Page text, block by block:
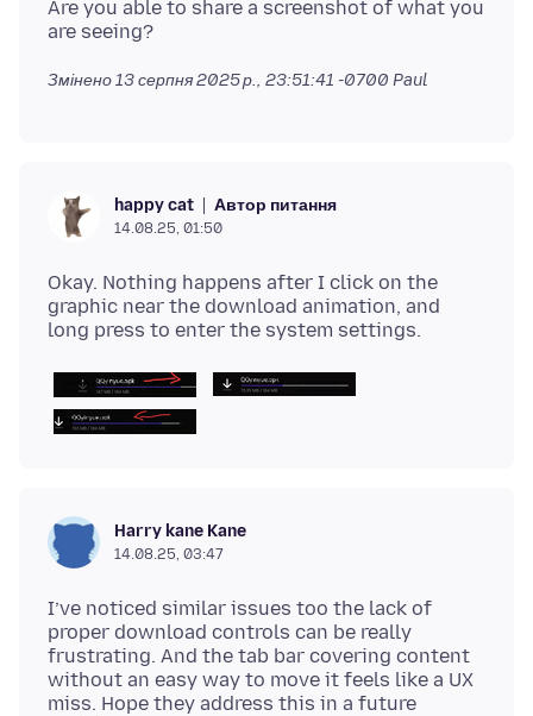
Are you able to share a screenshot of what you
Змінено13 серпня 2025 р., 23:51:41 -0700 Paul
happy cat Автор питання
14.08.25, 01:50
Okay. Nothing happens after I click on the
graphic near the download animation, and
Harry kane Kane
14.08.25, 03:47
I’ve noticed similar issues too the lack of
proper download controls can be really
frustrating. And the tab bar covering content
without an easy way to move it feels like a UX
miss. Hope they address this in a future